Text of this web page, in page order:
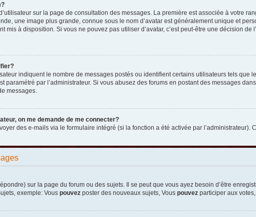
sur la page de consultation des messages. La première est associée à votre
une image plus grande, connue sous le nom d’avatar est généralement unique et
mis à disposition. Si vous ne pouvez pas utiliser d’avatar, c’est peut-être une décision
indiquent le nombre de messages postés ou identifient certains utilisateurs tels que
paramétré par l’administrateur. Si vous abusez des forums en postant des messages
messages.
on me demande de me connecter?
des e-mails via le formulaire intégré (si la fonction a été activée par
sur la page du forum ou des sujets. Il se peut que vous ayez besoin d’être
exemple: Vous pouvez poster des nouveaux sujets, Vous pouvez participer aux votes,